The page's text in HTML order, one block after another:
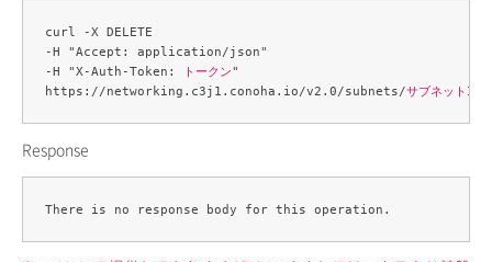
curl -X DELETE
-H "Accept: application/json"
-H "X-Auth-Token:
トークン"
https://networking.c3j1.conoha.io/v2.0/subnets/サブネットID
Response